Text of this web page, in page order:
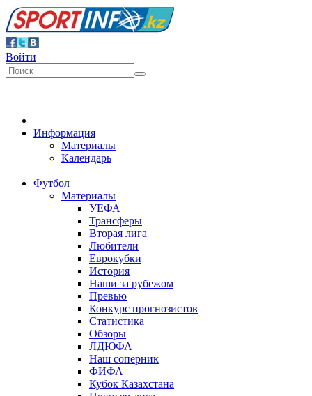
Войти
Информация
Материалы
Календарь
Футбол
Материалы
УЕФА
Трансферы
Вторая лига
Любители
Еврокубки
История
Наши за рубежом
Превью
Конкурс прогнозистов
Статистика
Обзоры
ЛДЮФА
Наш соперник
ФИФА
Кубок Казахстана